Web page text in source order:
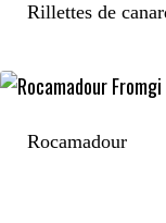
Rillettes de
Rocamadour